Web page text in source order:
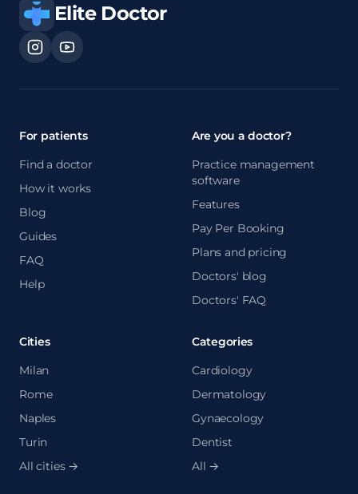
Elite Doctor
For patients
Find a doctor
How it works
Blog
Guides
FAQ
Help
Are you a doctor?
Practice management
software
Features
Pay Per Booking
Plans and pricing
Doctors' blog
Doctors' FAQ
Cities
Milan
Rome
Naples
Turin
All cities →
Categories
Cardiology
Dermatology
Gynaecology
Dentist
All →